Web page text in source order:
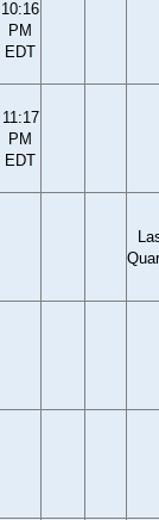
10:16
PM
EDT
11:17
PM
EDT